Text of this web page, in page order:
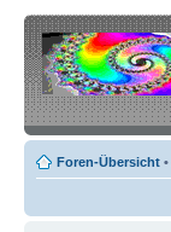
Foren-Übersicht •